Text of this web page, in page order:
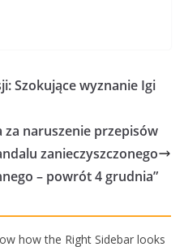
Szokujące wyznanie Igi
za naruszenie przepisów
zanieczyszczonego
– powrót 4 grudnia”
how the Right Sidebar looks